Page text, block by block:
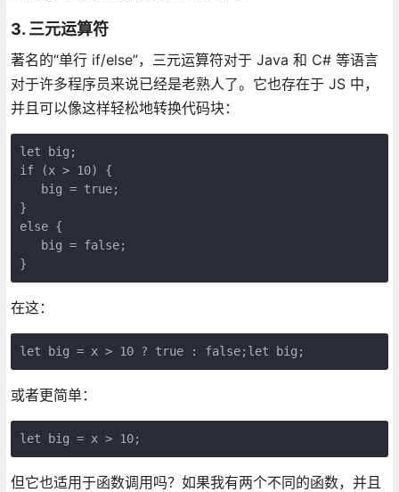
3. 三元运算符
著名的“单行 if/else”，三元运算符对于 Java 和 C# 等语言
对于许多程序员来说已经是老熟人了。它也存在于 JS 中，
并且可以像这样轻松地转换代码块：
let big;
if (x > 10) {
   big = true;
}
else {
   big = false;
}
在这：
let big = x > 10 ? true : false;let big;
或者更简单：
let big = x > 10;
但它也适用于函数调用吗？如果我有两个不同的函数，并且